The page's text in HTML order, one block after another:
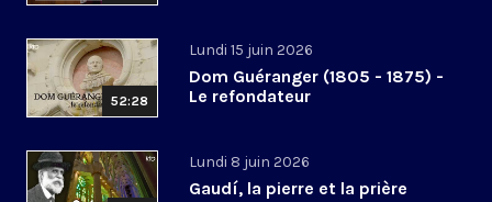
52:28
Lundi 15 juin 2026
Dom Guéranger (1805 - 1875) -
Le refondateur
Lundi 8 juin 2026
Gaudí, la pierre et la prière